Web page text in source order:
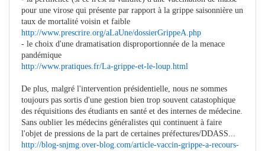
pour une virose qui présente par rapport à la grippe saisonnière un
taux de mortalité voisin et faible
http://www.prescrire.org/aLaUne/dossierGrippeA.php
- le choix d'une dramatisation disproportionnée de la menace
pandémique
http://www.pratiques.fr/La-grippe-et-le-loup.html
De plus, malgré l'intervention présidentielle, nous ne sommes
toujours pas sortis d'une gestion bien trop souvent catastophique
des réquisitions des étudiants en santé et des internes de médecine.
Sans oublier les médecins généralistes qui continuent à faire
l'objet de pressions de la part de certaines préfectures/DDASS...
http://blog-snjmg.over-blog.com/article-vaccin-grippe-a-recours-